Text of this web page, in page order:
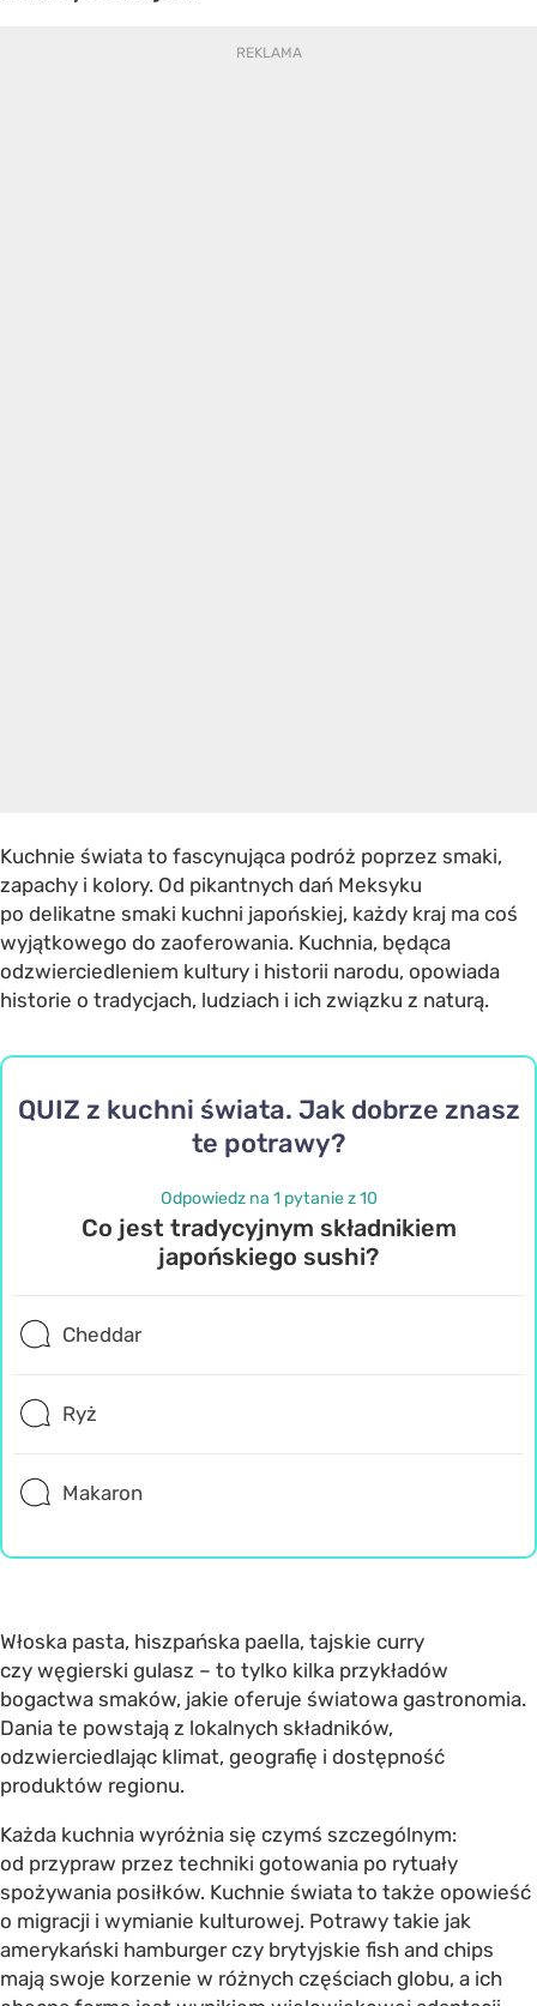
Kuchnie świata to fascynująca podróż poprzez smaki,
zapachy i kolory. Od pikantnych dań Meksyku
po delikatne smaki kuchni japońskiej, każdy kraj ma coś
wyjątkowego do zaoferowania. Kuchnia, będąca
odzwierciedleniem kultury i historii narodu, opowiada
historie o tradycjach, ludziach i ich związku z naturą.
QUIZ z kuchni świata. Jak dobrze znasz
te potrawy?
Odpowiedz na 1 pytanie z 10
Co jest tradycyjnym składnikiem
japońskiego sushi?
Cheddar
Ryż
Makaron
Włoska pasta, hiszpańska paella, tajskie curry
czy węgierski gulasz – to tylko kilka przykładów
bogactwa smaków, jakie oferuje światowa gastronomia.
Dania te powstają z lokalnych składników,
odzwierciedlając klimat, geografię i dostępność
produktów regionu.
Każda kuchnia wyróżnia się czymś szczególnym:
od przypraw przez techniki gotowania po rytuały
spożywania posiłków. Kuchnie świata to także opowieść
o migracji i wymianie kulturowej. Potrawy takie jak
amerykański hamburger czy brytyjskie fish and chips
mają swoje korzenie w różnych częściach globu, a ich